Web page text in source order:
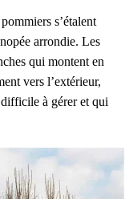
s’étalent
arrondie. Les
qui montent en
vers l’extérieur,
à gérer et qui